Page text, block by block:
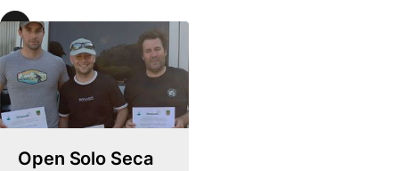
Tag:
Mosca
Open Solo Seca